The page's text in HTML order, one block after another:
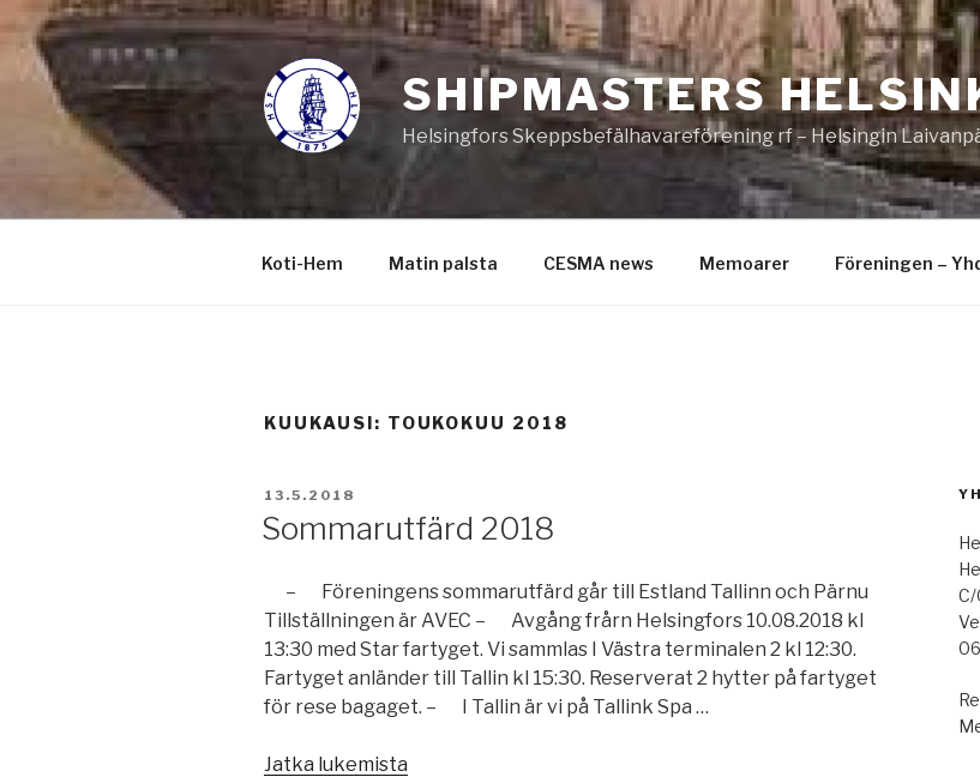
Siirry
sisältöön
SHIPMASTERS
Helsingfors Skeppsbefälhavareförening rf – Helsingin
Koti-Hem Matin palsta CESMA news Memoarer Föreningen –
KUUKAUSI: TOUKOKUU 2018
JULKAISTU
13.5.2018
Sommarutfärd 2018
– Föreningens sommarutfärd går till Estland Tallinn och Pärnu
Tillställningen är AVEC – Avgång frårn Helsingfors 10.08.2018 kl
13:30 med Star fartyget. Vi sammlas I Västra terminalen 2 kl 12:30.
Fartyget anländer till Tallin kl 15:30. Reserverat 2 hytter på fartyget
för rese bagaget. – I Tallin är vi på Tallink Spa …
Jatka lukemista
C/